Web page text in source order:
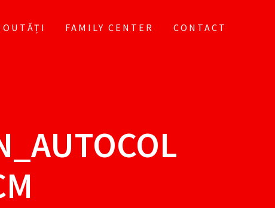
FAMILY CENTER CONTACT